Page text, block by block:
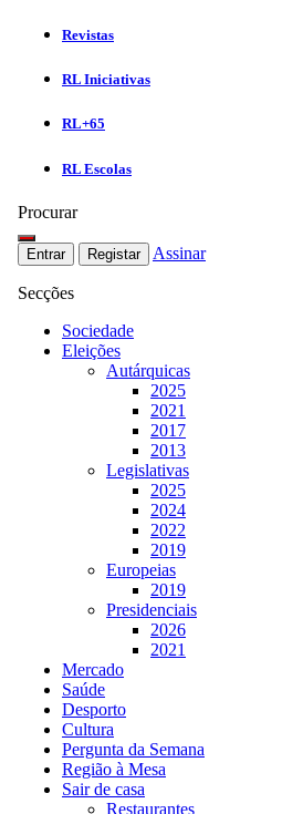
Revistas
RL Iniciativas
RL+65
RL Escolas
Procurar
Entrar Registar Assinar
Secções
Sociedade
Eleições
Autárquicas
2025
2021
2017
2013
Legislativas
2025
2024
2022
2019
Europeias
2019
Presidenciais
2026
2021
Mercado
Saúde
Desporto
Cultura
Pergunta da Semana
Região à Mesa
Sair de casa
Restaurantes